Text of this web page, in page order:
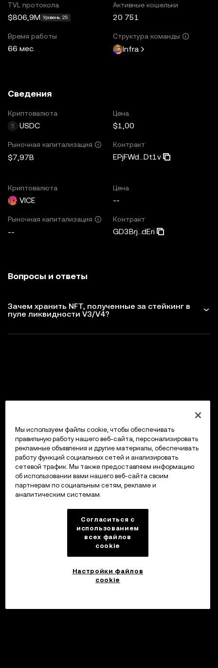
TVL протокола
$806,9M Уровень: 25
Активные кошельки
20 751
Время работы
66 мес.
Структура команды
Infra
Сведения
Криптовалюта
USDC
Цена
$1,00
Рыночная капитализация
$7,97B
Контракт
EPjFWd...Dt1v
Криптовалюта
VICE
Цена
--
Рыночная капитализация
--
Контракт
GD3Brj...dEri
Вопросы и ответы
Зачем хранить NFT, полученные за стейкинг в
пуле ликвидности V3/V4?
Мы используем файлы cookie, чтобы обеспечивать
правильную работу нашего веб-сайта, персонализировать
рекламные объявления и другие материалы, обеспечивать
работу функций социальных сетей и анализировать
сетевой трафик. Мы также предоставляем информацию
об использовании вами нашего веб-сайта своим
партнерам по социальным сетям, рекламе и
аналитическим системам.
Согласиться с
использованием
всех файлов
cookie
Настройки файлов
cookie